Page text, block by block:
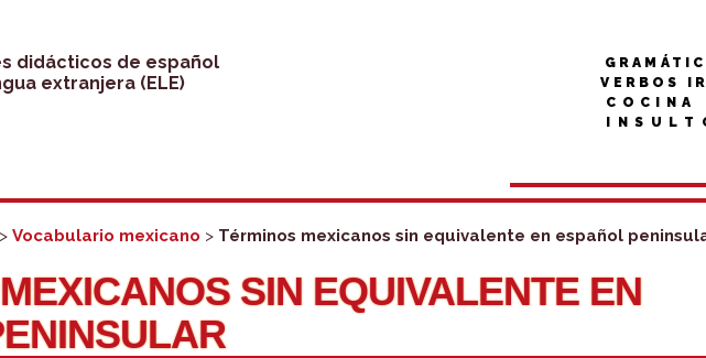
didácticos de español
extranjera (ELE)
VERBOS
COCINA
>Vocabulario mexicano > Términos mexicanos sin equivalente en español
SIN EQUIVALENTE EN